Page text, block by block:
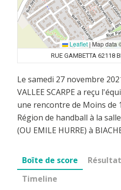
Leaflet |Map data
RUE GAMBETTA 62118
Le samedi 27 novembre
VALLEE SCARPE a reçu
une rencontre de Moins de
Région de handball à la
(OU EMILE HURRE) à
Boîte de score
Timeline